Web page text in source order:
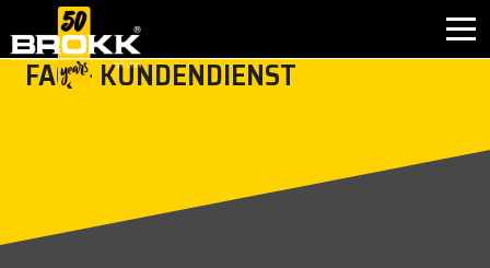
PARTNERPRODUKTE
FAQ – KUNDENDIENST